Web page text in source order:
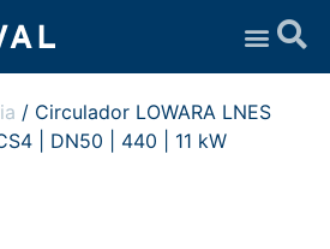
/ Circulador LOWARA LNES
| DN50 | 440 | 11 kW